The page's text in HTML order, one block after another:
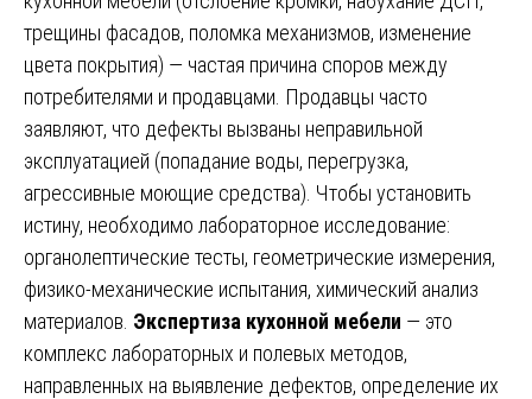
трещины фасадов, поломка механизмов, изменение
цвета покрытия) — частая причина споров между
потребителями и продавцами. Продавцы часто
заявляют, что дефекты вызваны неправильной
эксплуатацией (попадание воды, перегрузка,
агрессивные моющие средства). Чтобы установить
истину, необходимо лабораторное исследование:
органолептические тесты, геометрические измерения,
физико-механические испытания, химический анализ
материалов. Экспертиза кухонной мебели — это
комплекс лабораторных и полевых методов,
направленных на выявление дефектов, определение их